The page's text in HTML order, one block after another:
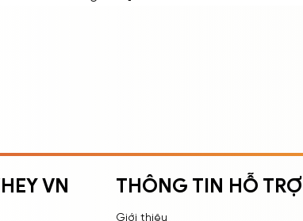
VN THÔNG TIN HỖ TRỢ
Giới thiệu